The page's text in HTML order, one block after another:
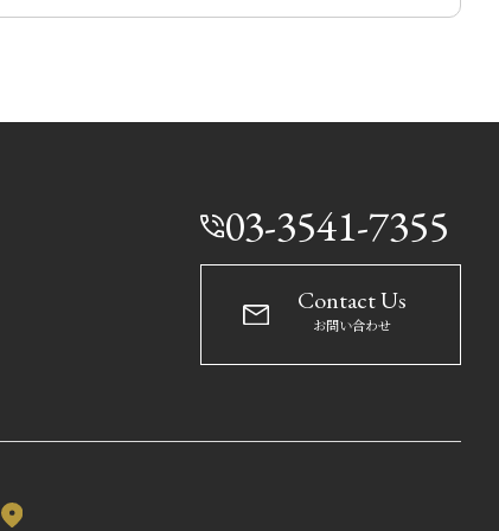
03-3541-7355
Contact Us
お問い合わせ